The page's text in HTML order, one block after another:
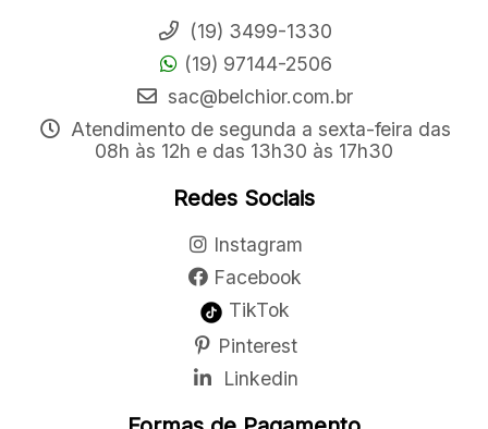
(19) 3499-1330
(19) 97144-2506
sac@belchior.com.br
Atendimento de segunda a sexta-feira das
08h às 12h e das 13h30 às 17h30
Redes Sociais
Instagram
Facebook
TikTok
Pinterest
Linkedin